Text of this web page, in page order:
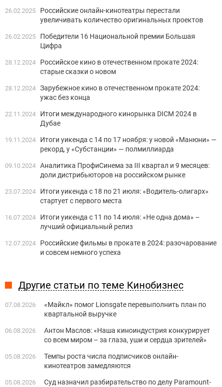
26.02.2025
Российские онлайн-кинотеатры перестали
увеличивать количество оригинальных проектов
26.02.2025
Победители 16 Национальной премии Большая
Цифра
28.12.2024
Российское кино в отечественном прокате 2024:
старые сказки о новом
28.12.2024 Зарубежное кино в отечественном прокате 2024:
ужас без конца
22.11.2024
Итоги международного кинорынка DICM 2024 в
Дубае
19.11.2024
Итоги уикенда с 14 по 17 ноября: у новой «Манюни» —
рекорд, у «Субстанции» — полмиллиарда
09.10.2024 Аналитика ПрофиСинема за III квартал и 9 месяцев:
доли дистрибьюторов на российском рынке
23.07.2024
Итоги уикенда с 18 по 21 июля: «Водитель-олигарх»
стартует с первого места
16.07.2024
Итоги уикенда с 11 по 14 июля: «Не одна дома» –
лучший официальный релиз
12.07.2024
Российские фильмы в прокате в 2024: разочарование
и совсем немного успеха
Другие статьи по теме Кинобизнес
07.08.2026
«Майкл» помог Lionsgate перевыполнить план по
квартальной выручке
06.08.2026
Антон Маслов: «Наша киноиндустрия конкурирует
со всем миром – за глаза, уши и сердца зрителей»
05.08.2026
Темпы роста числа подписчиков онлайн-
кинотеатров замедляются
05.08.2026
Суд назначил разбирательство по делу Paramount-